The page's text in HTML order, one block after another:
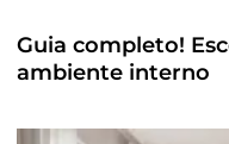
Guia completo!
ambiente interno